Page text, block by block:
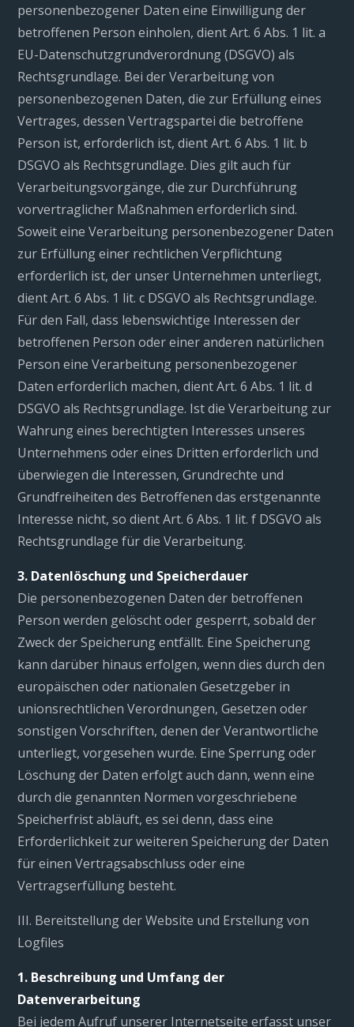
personenbezogener Daten eine Einwilligung der
betroffenen Person einholen, dient Art. 6 Abs. 1 lit. a
EU-Datenschutzgrundverordnung (DSGVO) als
Rechtsgrundlage. Bei der Verarbeitung von
personenbezogenen Daten, die zur Erfüllung eines
Vertrages, dessen Vertragspartei die betroffene
Person ist, erforderlich ist, dient Art. 6 Abs. 1 lit. b
DSGVO als Rechtsgrundlage. Dies gilt auch für
Verarbeitungsvorgänge, die zur Durchführung
vorvertraglicher Maßnahmen erforderlich sind.
Soweit eine Verarbeitung personenbezogener Daten
zur Erfüllung einer rechtlichen Verpflichtung
erforderlich ist, der unser Unternehmen unterliegt,
dient Art. 6 Abs. 1 lit. c DSGVO als Rechtsgrundlage.
Für den Fall, dass lebenswichtige Interessen der
betroffenen Person oder einer anderen natürlichen
Person eine Verarbeitung personenbezogener
Daten erforderlich machen, dient Art. 6 Abs. 1 lit. d
DSGVO als Rechtsgrundlage. Ist die Verarbeitung zur
Wahrung eines berechtigten Interesses unseres
Unternehmens oder eines Dritten erforderlich und
überwiegen die Interessen, Grundrechte und
Grundfreiheiten des Betroffenen das erstgenannte
Interesse nicht, so dient Art. 6 Abs. 1 lit. f DSGVO als
Rechtsgrundlage für die Verarbeitung.
3. Datenlöschung und Speicherdauer
Die personenbezogenen Daten der betroffenen
Person werden gelöscht oder gesperrt, sobald der
Zweck der Speicherung entfällt. Eine Speicherung
kann darüber hinaus erfolgen, wenn dies durch den
europäischen oder nationalen Gesetzgeber in
unionsrechtlichen Verordnungen, Gesetzen oder
sonstigen Vorschriften, denen der Verantwortliche
unterliegt, vorgesehen wurde. Eine Sperrung oder
Löschung der Daten erfolgt auch dann, wenn eine
durch die genannten Normen vorgeschriebene
Speicherfrist abläuft, es sei denn, dass eine
Erforderlichkeit zur weiteren Speicherung der Daten
für einen Vertragsabschluss oder eine
Vertragserfüllung besteht.
III. Bereitstellung der Website und Erstellung von
Logfiles
1. Beschreibung und Umfang der
Datenverarbeitung
Bei jedem Aufruf unserer Internetseite erfasst unser